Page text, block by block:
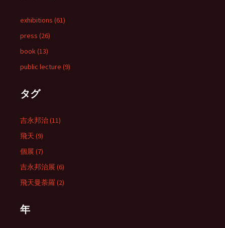
exhibitions (61)
press (26)
book (13)
public lecture (9)
タグ
吉永邦治 (11)
飛天 (9)
個展 (7)
吉永邦治展 (6)
飛天曼荼羅 (2)
年